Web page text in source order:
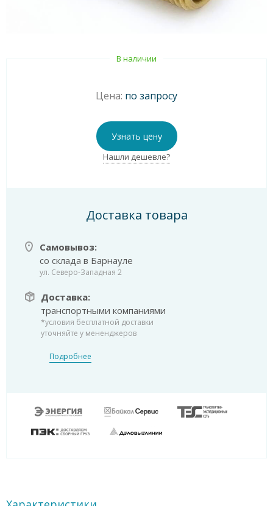
В наличии
Цена: по запросу
Узнать цену
Нашли дешевле?
Доставка товара
Самовывоз:
со склада в Барнауле
ул. Северо-Западная 2
Доставка:
транспортными компаниями
*условия бесплатной доставки
уточняйте у мененджеров
Подробнее